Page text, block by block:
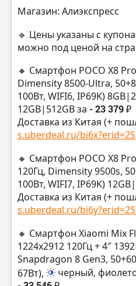
Магазин: Алиэкспресс
🔹 Цены указаны с
можно под ценой на
🔸 Смартфон POCO X8
Dimensity 8500-Ultra,
100Вт, WIFI6, IP69K)
12GB|512GB за - 23 379 ₽
Доставка из Китая (+
s.uberdeal.ru/
🔸 Смартфон POCO X8
120Гц, Dimensity 9500s,
100Вт, WIFI7, IP69K)
Доставка из Китая (+
s.uberdeal.ru/
🔸 Смартфон Xiaomi Mix
1224х2912 120Гц + 4″
Snapdragon 8 Gen3,
67Вт),
черный,